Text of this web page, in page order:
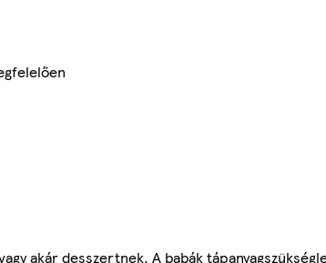
akár desszertnek. A babák